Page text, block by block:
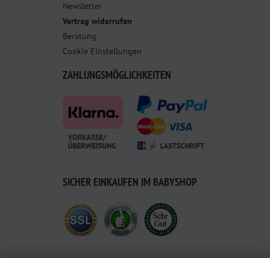
Newsletter
Vertrag widerrufen
Beratung
Cookie Einstellungen
ZAHLUNGSMÖGLICHKEITEN
SICHER EINKAUFEN IM BABYSHOP